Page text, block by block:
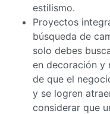
estilismo.
Proyectos
búsqueda de
solo debes
en decoración y
de que el
y se logren
considerar que